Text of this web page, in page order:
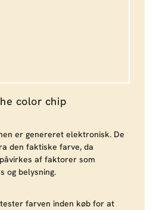
color chip
er genereret elektronisk. De
den faktiske farve, da
af faktorer som
og belysning.
farven inden køb for at